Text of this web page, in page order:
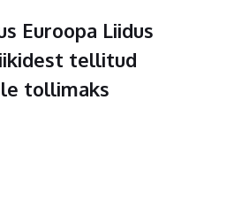
Euroopa Liidus
tellitud
tollimaks